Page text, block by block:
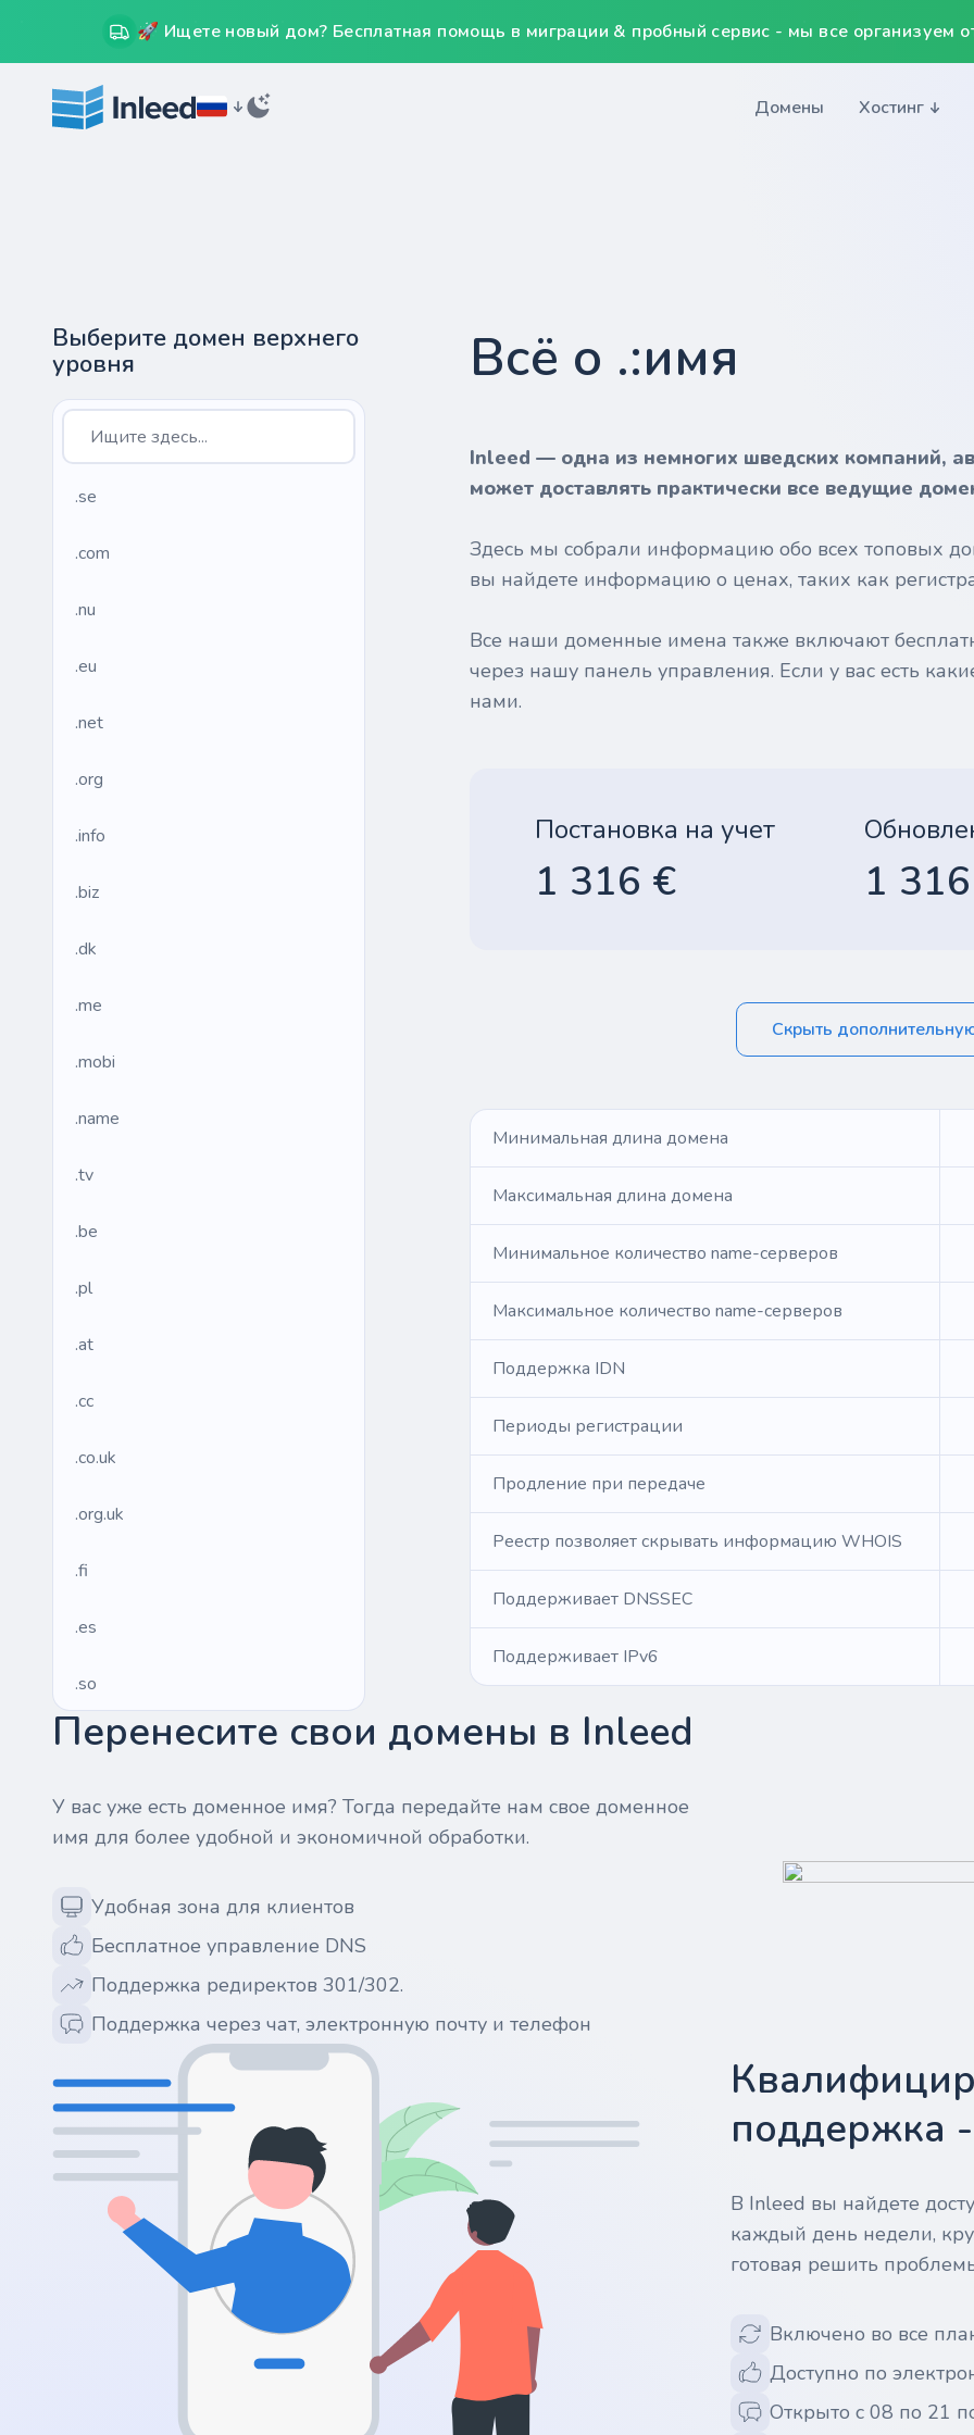
🚀 Ищете новый дом? Бесплатная помощь в миграции & пробный сервис - мы все организуем
Домены Хостинг
Выберите домен верхнего
уровня
.se
.com
.nu
.eu
.net
.org
.info
.biz
.dk
.me
.mobi
.name
.tv
.be
.pl
.at
.cc
.co.uk
.org.uk
.fi
.es
.so
.de
.us
.management
.ai
.space
.website
Всё о .:имя
Inleed — одна из немногих шведских компаний,
может доставлять практически все ведущие
Здесь мы собрали информацию обо всех топовых
вы найдете информацию о ценах, таких как
Все наши доменные имена также включают
через нашу панель управления. Если у вас есть
нами.
Постановка на учет
1 316 € 1
Скрыть
Минимальная длина домена
Максимальная длина домена
Минимальное количество name-серверов
Максимальное количество name-серверов
Поддержка IDN
Периоды регистрации
Продление при передаче
Реестр позволяет скрывать информацию WHOIS
Поддерживает DNSSEC
Поддерживает IPv6
Перенесите свои домены в Inleed
У вас уже есть доменное имя? Тогда передайте нам свое доменное
имя для более удобной и экономичной обработки.
Удобная зона для клиентов
Бесплатное управление DNS
Поддержка редиректов 301/302.
Поддержка через чат, электронную почту и телефон
поддержка
В Inleed вы найдете
каждый день недели,
готовая решить
Включено во все
Доступно по
Открыто с 08 по 21